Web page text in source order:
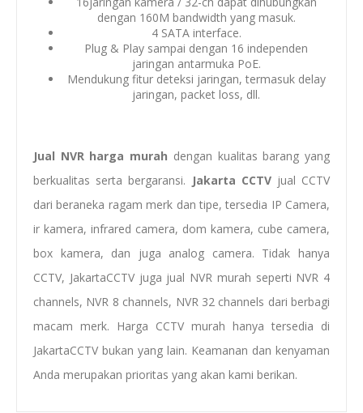
dengan 160M bandwidth yang masuk.
4 SATA interface.
Plug & Play sampai dengan 16 independen
jaringan antarmuka PoE.
Mendukung fitur deteksi jaringan, termasuk delay
jaringan, packet loss, dll.
Jual NVR harga murah dengan kualitas barang yang
berkualitas serta bergaransi. Jakarta CCTVjual CCTV
dari beraneka ragam merk dan tipe, tersedia IP Camera,
ir kamera, infrared camera, dom kamera, cube camera,
box kamera, dan juga analog camera. Tidak hanya
CCTV, JakartaCCTV juga jual NVR murah seperti NVR 4
channels, NVR 8 channels, NVR 32 channels dari berbagi
macam merk. Harga CCTV murah hanya tersedia di
JakartaCCTV bukan yang lain. Keamanan dan kenyaman
Anda merupakan prioritas yang akan kami berikan.